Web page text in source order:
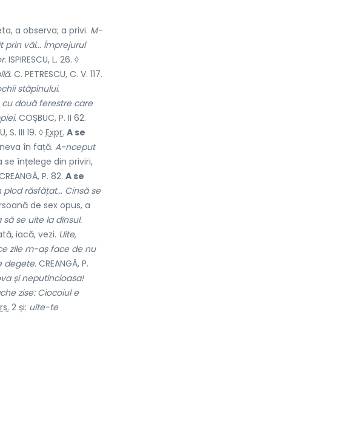
a observa; a privi. M-
văi... Împrejurul
ISPIRESCU, L. 26. ◊
C. PETRESCU, C. V. 117.
stăpînului.
cu două ferestre care
COȘBUC, P. II 62.
S. III 19. ◊ Expr. A se
în față. A-nceput
se înțelege din priviri,
P. 82. A se
plod răsfățat... Cinsă se
de sex opus, a
se uite la dînsul.
iacă, vezi. Uite,
zile m-aș face de nu
degete.CREANGĂ, P.
și neputincioasa!
zise: Ciocoiul e
2 și: uite-te